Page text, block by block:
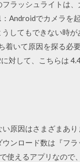
ラッシュライトは、
Androidでカメラを
してもできない時が
着いて原因を探る必
対して、こちらは
原因はさまざまあり
ンロード数は『フラ
使えるアプリなので